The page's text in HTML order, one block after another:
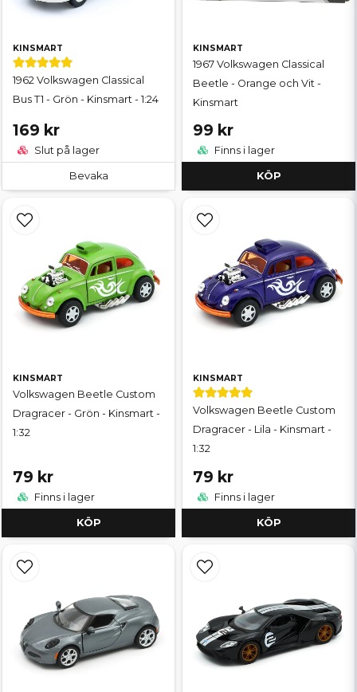
KINSMART
1962 Volkswagen Classical
Bus T1 - Grön - Kinsmart - 1:24
169 kr
Slut på lager
Bevaka
KINSMART
1967 Volkswagen Classical
Beetle - Orange och Vit -
Kinsmart
99 kr
Finns i lager
KÖP
KINSMART
Volkswagen Beetle Custom
Dragracer - Grön - Kinsmart -
1:32
79 kr
Finns i lager
KÖP
KINSMART
Volkswagen Beetle Custom
Dragracer - Lila - Kinsmart -
1:32
79 kr
Finns i lager
KÖP